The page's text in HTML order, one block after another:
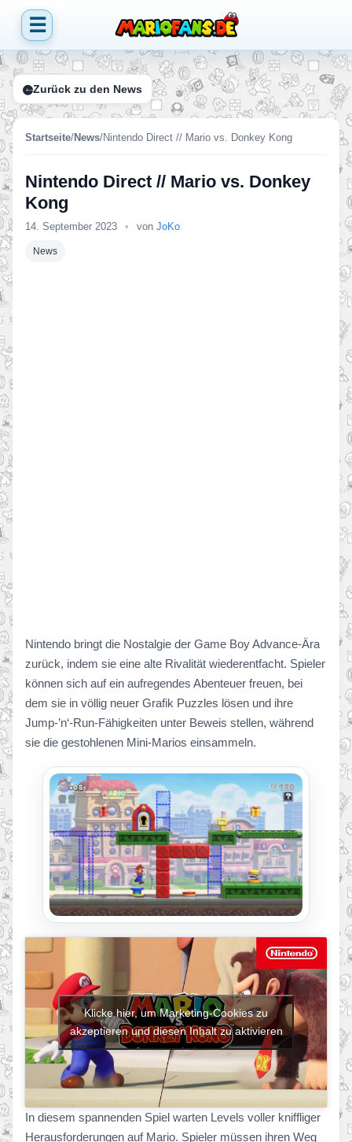
☰
Zurück zu den News
Startseite/News/Nintendo Direct // Mario vs. Donkey Kong
Nintendo Direct // Mario vs. Donkey
Kong
14. September 2023 • von JoKo
News
Nintendo bringt die Nostalgie der Game Boy Advance-Ära
zurück, indem sie eine alte Rivalität wiederentfacht. Spieler
können sich auf ein aufregendes Abenteuer freuen, bei
dem sie in völlig neuer Grafik Puzzles lösen und ihre
Jump-’n‘-Run-Fähigkeiten unter Beweis stellen, während
sie die gestohlenen Mini-Marios einsammeln.
Klicke hier, um Marketing-Cookies zu
akzeptieren und diesen Inhalt zu aktivieren
In diesem spannenden Spiel warten Levels voller kniffliger
Herausforderungen auf Mario. Spieler müssen ihren Weg